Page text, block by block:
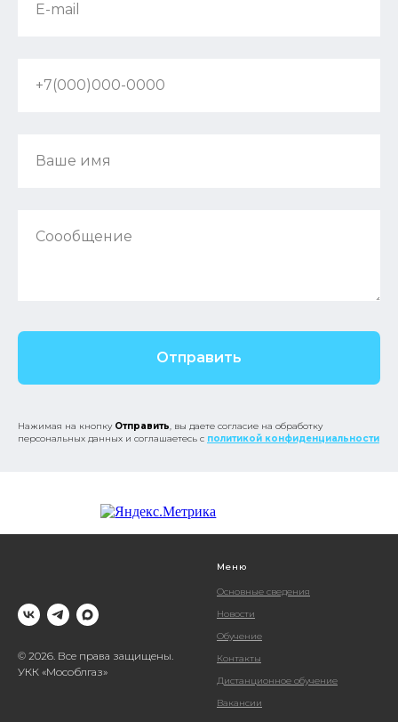
E-mail
+7(000)000-0000
Ваше имя
Соообщение
Отправить
Нажимая на кнопку Отправить , вы даете согласие на обработку
персональных данных и соглашаетесь с политикой конфиденциальности
© 2026. Все права защищены.
УКК «Мособлгаз»
Меню
Основные сведения
Новости
Обучение
Контакты
Дистанционное обучение
Вакансии